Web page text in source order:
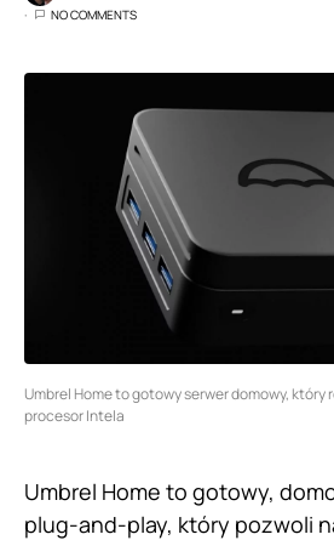
NO COMMENTS
Umbrel Home to gotowy serwer domowy,
procesor Intela
Umbrel Home to gotowy,
plug-and-play, który pozwoli